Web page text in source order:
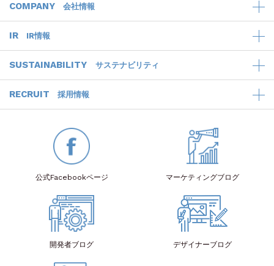
COMPANY 会社情報
IR IR情報
SUSTAINABILITY サステナビリティ
RECRUIT 採用情報
公式Facebookページ マーケティングブログ
開発者ブログ デザイナーブログ